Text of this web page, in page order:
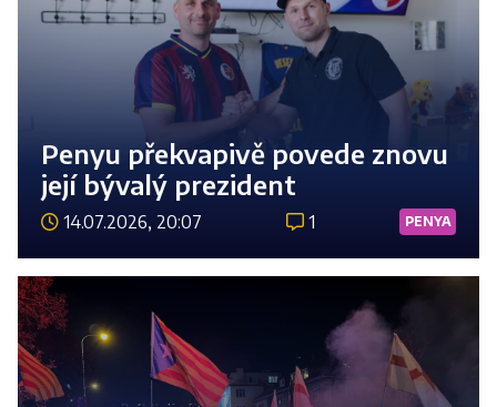
Penyu překvapivě povede znovu
její bývalý prezident
14.07.2026, 20:07 1 PENYA